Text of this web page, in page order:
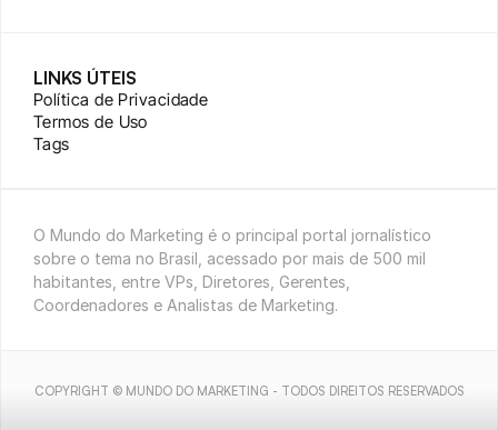
LINKS ÚTEIS
Política de Privacidade
Termos de Uso
Tags
O Mundo do Marketing é o principal portal jornalístico
sobre o tema no Brasil, acessado por mais de 500 mil
habitantes, entre VPs, Diretores, Gerentes,
Coordenadores e Analistas de Marketing.
COPYRIGHT © MUNDO DO MARKETING - TODOS DIREITOS RESERVADOS